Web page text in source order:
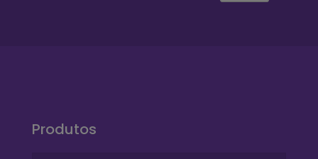
Produtos